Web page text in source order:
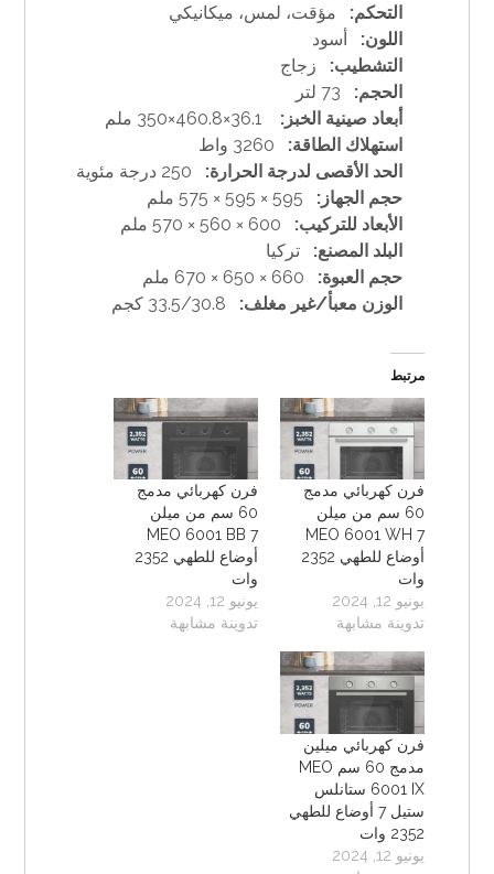
التحكم:
مؤقت، لمس، ميكانيكي
اللون:
أسود
التشطيب:
زجاج
الحجم:
أبعاد صينية الخبز:
استهلاك الطاقة:
الحد الأقصى لدرجة الحرارة:
حجم الجهاز:
الأبعاد للتركيب:
البلد المصنع:
تركيا
حجم العبوة:
الوزن معبأ/غير مغلف:
مرتبط
فرن كهربائي مدمج
60 سم من ميلن
MEO 6001 WH 7
أوضاع للطهي 2352
وات
يونيو 12, 2024
تدوينة مشابهة
فرن كهربائي مدمج
60 سم من ميلن
MEO 6001 BB 7
أوضاع للطهي 2352
وات
يونيو 12, 2024
تدوينة مشابهة
فرن كهربائي ميلين
مدمج 60 سم MEO
6001 IX ستانلس
ستيل 7 أوضاع للطهي
2352 وات
يونيو 12, 2024